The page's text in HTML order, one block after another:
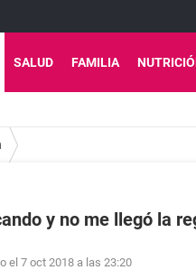
SALUD FAMILIA
y no me llegó la
el 7 oct 2018 a las 23:20